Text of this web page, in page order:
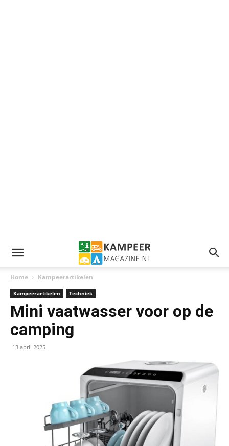
Home Kampeerartikelen
Kampeerartikelen Techniek
Mini vaatwasser voor op de
camping
13 april 2025